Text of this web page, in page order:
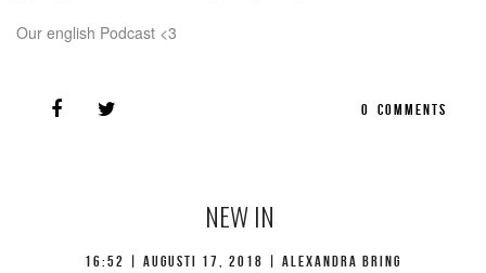
Our english Podcast <3
0 COMMENTS
NEW IN
16:52 | augusti 17, 2018 | Alexandra Bring